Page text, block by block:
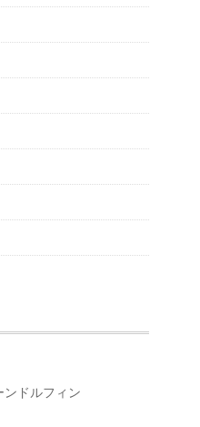
ンドルフィン